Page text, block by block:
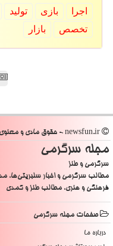
اجرا بازی تولید
تخصص
بازار
مجله سرگرمی
سرگرمی و طنز
مطالب سرگرمی و اخبار سلبریتی‌ها، مد
فرهنگی و هنری، مطالب طنز و کمدی
صفحات مجله سرگرمی
درباره ما